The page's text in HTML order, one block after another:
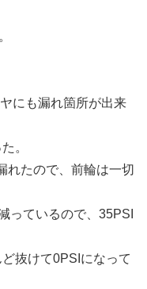
にも漏れ箇所が出来
。
たので、前輪は一切
っているので、35PSI
抜けて0PSIになって